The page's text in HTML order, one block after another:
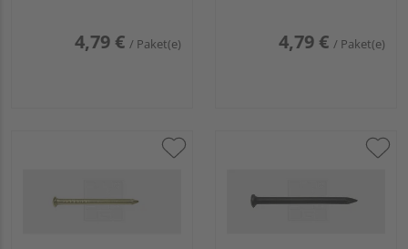
4,79 € / Paket(e) 4,79 € / Paket(e)